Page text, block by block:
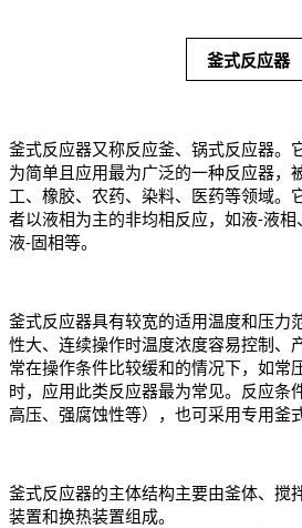
釜式反应器
釜式反应器又称反应釜、锅式反应器。
为简单且应用最为广泛的一种反应器，
工、橡胶、农药、染料、医药等领域。
者以液相为主的非均相反应，如液-液
液-固相等。
釜式反应器具有较宽的适用温度和压力
性大、连续操作时温度浓度容易控制、
常在操作条件比较缓和的情况下，如常
时，应用此类反应器最为常见。反应条
高压、强腐蚀性等），也可采用专用釜
釜式反应器的主体结构主要由釜体、搅
装置和换热装置组成。